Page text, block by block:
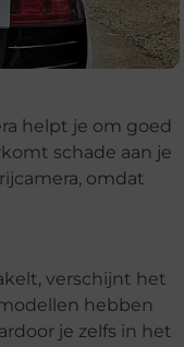
helpt je om goed
schade aan je
omdat
verschijnt het
hebben
je zelfs in het